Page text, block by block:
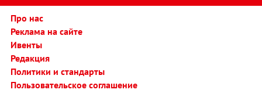
Про нас
Реклама на сайте
Ивенты
Редакция
Политики и стандарты
Пользовательское соглашение